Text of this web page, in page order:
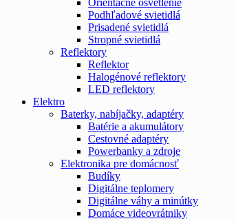
Podhľadové svietidlá
Prisadené svietidlá
Stropné svietidlá
Reflektory
Reflektor
Halogénové reflektory
LED reflektory
Elektro
Baterky, nabíjačky, adaptéry
Batérie a akumulátory
Cestovné adaptéry
Powerbanky a zdroje
Elektronika pre domácnosť
Budíky
Digitálne teplomery
Digitálne váhy a minútky
Domáce videovrátniky